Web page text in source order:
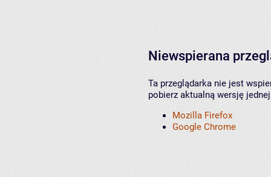
Niewspierana
Ta przeglądarka nie jest
pobierz aktualną wersję
Mozilla Firefox
Google Chrome